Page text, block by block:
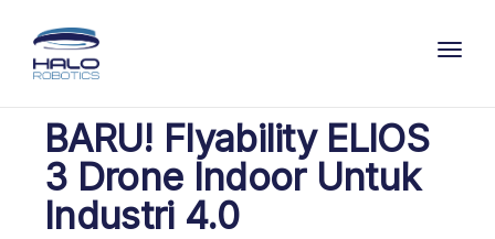
BARU! Flyability ELIOS
3 Drone Indoor Untuk
Industri 4.0